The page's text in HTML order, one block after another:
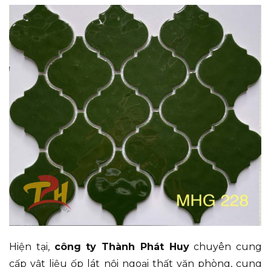
Hiện tại, công ty Thành Phát Huychuyên cung
cấp vật liệu ốp lát nội ngoại thất văn phòng, cung